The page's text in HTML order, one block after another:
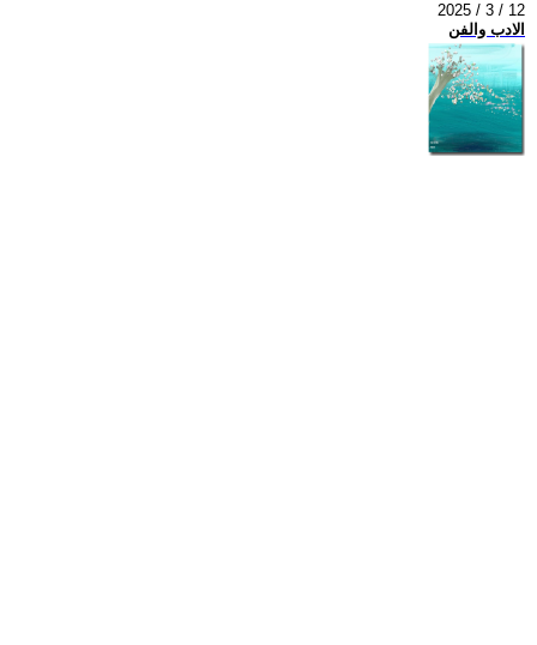
2025 / 3 / 12
الادب والفن